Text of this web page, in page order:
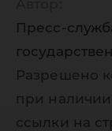
Пресс-
Разрешено
при
ссылки на